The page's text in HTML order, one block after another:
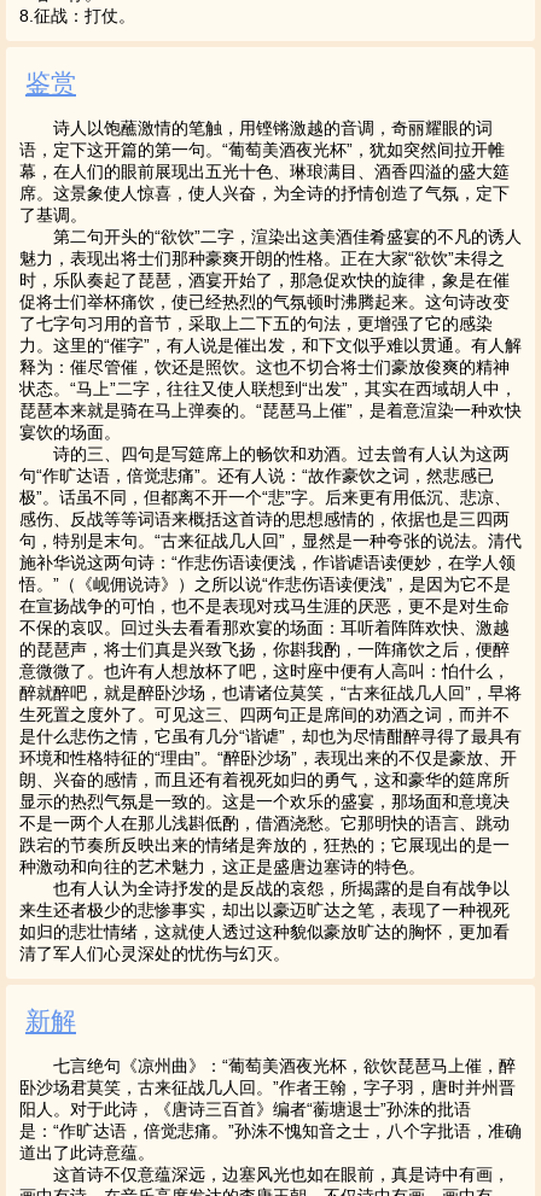
8.征战：打仗。
鉴赏
诗人以饱蘸激情的笔触，用铿锵激越的音调，奇丽耀眼的词
语，定下这开篇的第一句。“葡萄美酒夜光杯”，犹如突然间拉开帷
幕，在人们的眼前展现出五光十色、琳琅满目、酒香四溢的盛大筵
席。这景象使人惊喜，使人兴奋，为全诗的抒情创造了气氛，定下
了基调。
第二句开头的“欲饮”二字，渲染出这美酒佳肴盛宴的不凡的诱人
魅力，表现出将士们那种豪爽开朗的性格。正在大家“欲饮”未得之
时，乐队奏起了琵琶，酒宴开始了，那急促欢快的旋律，象是在催
促将士们举杯痛饮，使已经热烈的气氛顿时沸腾起来。这句诗改变
了七字句习用的音节，采取上二下五的句法，更增强了它的感染
力。这里的“催字”，有人说是催出发，和下文似乎难以贯通。有人解
释为：催尽管催，饮还是照饮。这也不切合将士们豪放俊爽的精神
状态。“马上”二字，往往又使人联想到“出发”，其实在西域胡人中，
琵琶本来就是骑在马上弹奏的。“琵琶马上催”，是着意渲染一种欢快
宴饮的场面。
诗的三、四句是写筵席上的畅饮和劝酒。过去曾有人认为这两
句“作旷达语，倍觉悲痛”。还有人说：“故作豪饮之词，然悲感已
极”。话虽不同，但都离不开一个“悲”字。后来更有用低沉、悲凉、
感伤、反战等等词语来概括这首诗的思想感情的，依据也是三四两
句，特别是末句。“古来征战几人回”，显然是一种夸张的说法。清代
施补华说这两句诗：“作悲伤语读便浅，作谐谑语读便妙，在学人领
悟。”（《岘佣说诗》）之所以说“作悲伤语读便浅”，是因为它不是
在宣扬战争的可怕，也不是表现对戎马生涯的厌恶，更不是对生命
不保的哀叹。回过头去看看那欢宴的场面：耳听着阵阵欢快、激越
的琵琶声，将士们真是兴致飞扬，你斟我酌，一阵痛饮之后，便醉
意微微了。也许有人想放杯了吧，这时座中便有人高叫：怕什么，
醉就醉吧，就是醉卧沙场，也请诸位莫笑，“古来征战几人回”，早将
生死置之度外了。可见这三、四两句正是席间的劝酒之词，而并不
是什么悲伤之情，它虽有几分“谐谑”，却也为尽情酣醉寻得了最具有
环境和性格特征的“理由”。“醉卧沙场”，表现出来的不仅是豪放、开
朗、兴奋的感情，而且还有着视死如归的勇气，这和豪华的筵席所
显示的热烈气氛是一致的。这是一个欢乐的盛宴，那场面和意境决
不是一两个人在那儿浅斟低酌，借酒浇愁。它那明快的语言、跳动
跌宕的节奏所反映出来的情绪是奔放的，狂热的；它展现出的是一
种激动和向往的艺术魅力，这正是盛唐边塞诗的特色。
也有人认为全诗抒发的是反战的哀怨，所揭露的是自有战争以
来生还者极少的悲惨事实，却出以豪迈旷达之笔，表现了一种视死
如归的悲壮情绪，这就使人透过这种貌似豪放旷达的胸怀，更加看
清了军人们心灵深处的忧伤与幻灭。
新解
七言绝句《凉州曲》：“葡萄美酒夜光杯，欲饮琵琶马上催，醉
卧沙场君莫笑，古来征战几人回。”作者王翰，字子羽，唐时并州晋
阳人。对于此诗，《唐诗三百首》编者“蘅塘退士”孙洙的批语
是：“作旷达语，倍觉悲痛。”孙洙不愧知音之士，八个字批语，准确
道出了此诗意蕴。
这首诗不仅意蕴深远，边塞风光也如在眼前，真是诗中有画，